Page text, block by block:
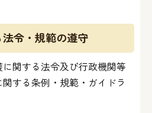
令・規範の遵守
関する法令及び行政機関等
する条例・規範・ガイドラ